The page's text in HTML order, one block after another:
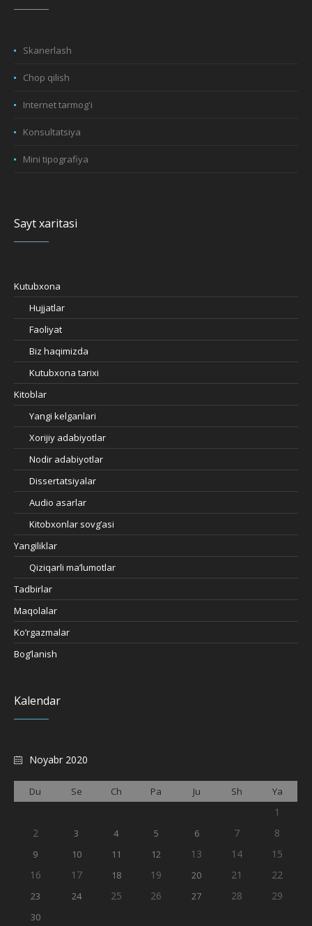
Skanerlash
Chop qilish
Internet tarmog'i
Konsultatsiya
Mini tipografiya
Sayt xaritasi
Kutubxona
Hujjatlar
Faoliyat
Biz haqimizda
Kutubxona tarixi
Kitoblar
Yangi kelganlari
Xorijiy adabiyotlar
Nodir adabiyotlar
Dissertatsiyalar
Audio asarlar
Kitobxonlar sovg’asi
Yangiliklar
Qiziqarli ma’lumotlar
Tadbirlar
Maqolalar
Ko’rgazmalar
Bog’lanish
Kalendar
Noyabr 2020
Du Se Ch Pa Ju Sh Ya
1
2
3 4 5 6 7 8
9 10 11 12 13 14
15
16
17 18 19 20 21 22
23 24 25 26 27 28 29
30